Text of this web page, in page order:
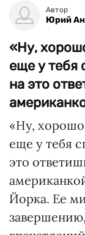
Автор
Юрий
«Ну,
еще у тебя
на это
«Ну,
еще у тебя
это
Йорка. Ее